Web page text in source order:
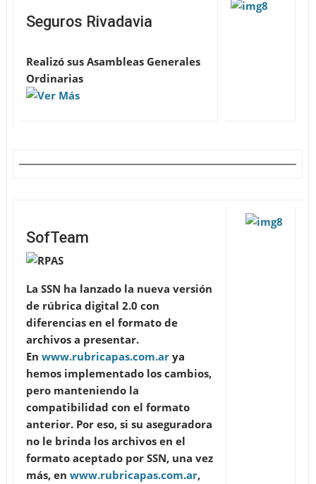
Seguros Rivadavia
Realizó sus Asambleas Generales
Ordinarias
SofTeam
La SSN ha lanzado la nueva versión
de rúbrica digital 2.0 con
diferencias en el formato de
archivos a presentar.
Enwww.rubricapas.com.ar ya
hemos implementado los cambios,
pero manteniendo la
compatibilidad con el formato
anterior. Por eso, si su aseguradora
no le brinda los archivos en el
formato aceptado por SSN, una vez
más, enwww.rubricapas.com.ar,